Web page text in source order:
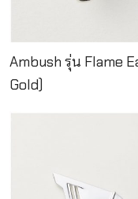
Ambush รุ่น Flame
Gold)